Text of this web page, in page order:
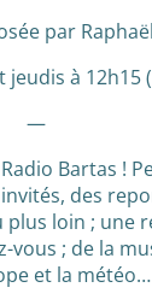
par
à 12h15
—
Bartas !
des
loin ; une
vous ; de la
et la météo…